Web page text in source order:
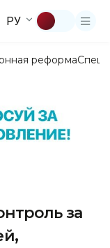
РУ
реформа
за